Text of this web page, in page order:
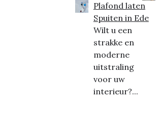
Plafond laten
Spuiten in Ede
Wilt u een
strakke en
moderne
uitstraling
voor uw
interieur?...